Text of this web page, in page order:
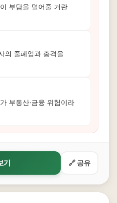
부담을 덜어줄 거란
의 줄폐업과 충격을
부동산·금융 위험이라
기 🔗 공유